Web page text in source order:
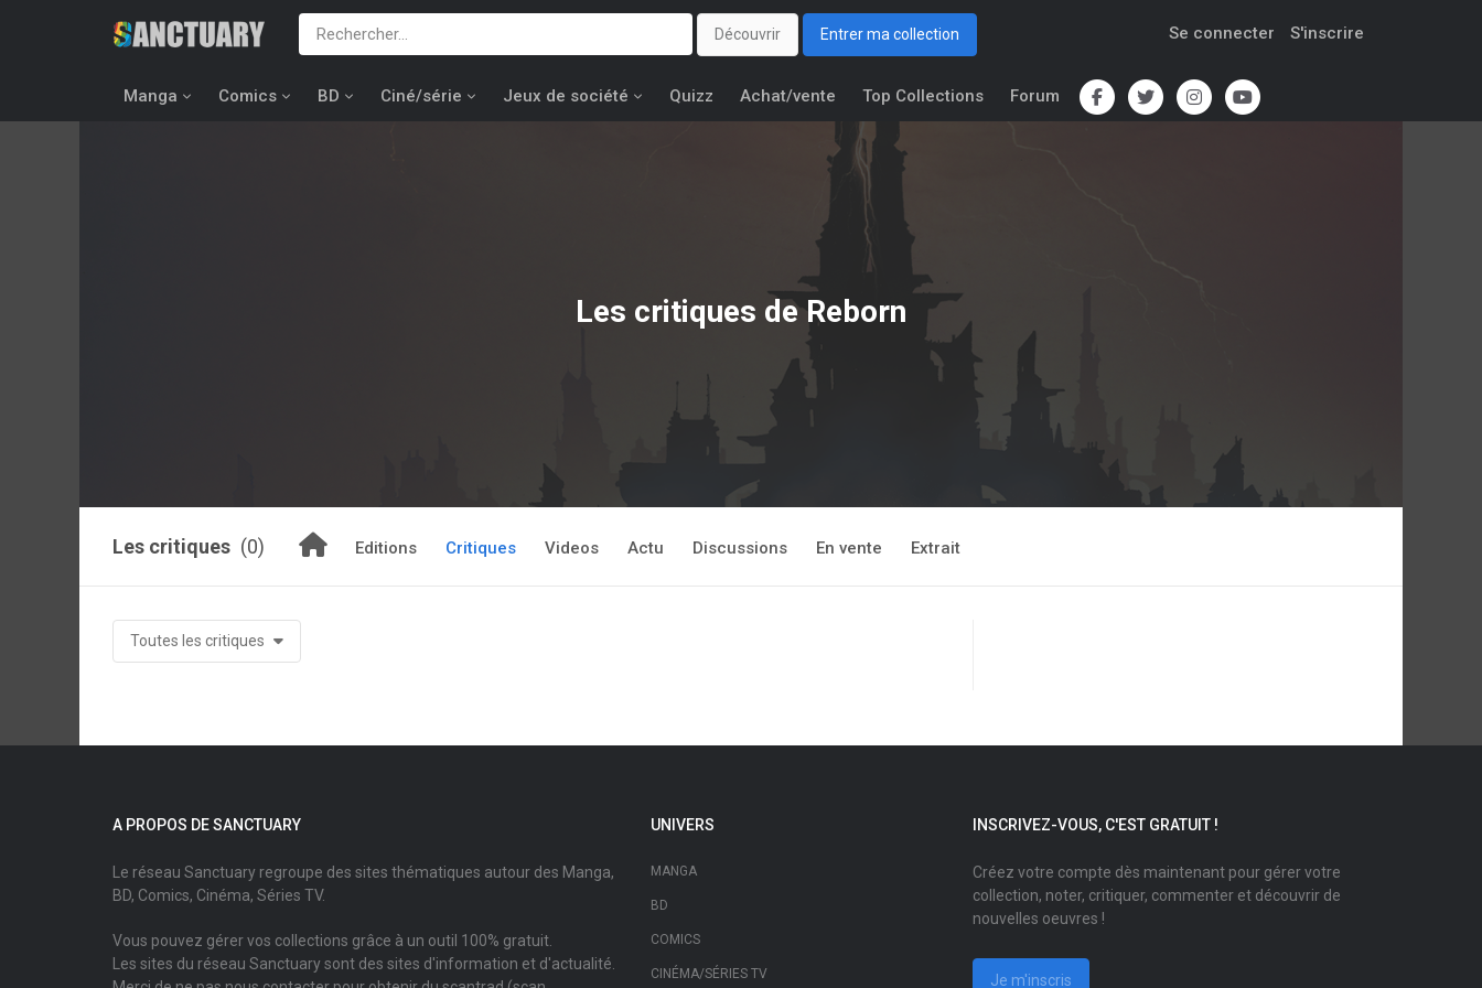
Découvrir Entrer ma collection Se connecter S'inscrire
Manga Comics BD Ciné/série Jeux de société Quizz Achat/vente Top Collections Forum
Les critiques de Reborn
Les critiques (0) Editions Critiques Videos Actu Discussions En vente Extrait
Toutes les critiques
A PROPOS DE SANCTUARY
Le réseau Sanctuary regroupe des sites thématiques autour des Manga,
BD, Comics, Cinéma, Séries TV.
Vous pouvez gérer vos collections grâce à un outil 100% gratuit.
Les sites du réseau Sanctuary sont des sites d'information et d'actualité.
UNIVERS
MANGA
BD
COMICS
CINÉMA/SÉRIES TV
INSCRIVEZ-VOUS, C'EST GRATUIT !
Créez votre compte dès maintenant pour gérer votre
collection, noter, critiquer, commenter et découvrir de
nouvelles oeuvres !
Je m'inscris